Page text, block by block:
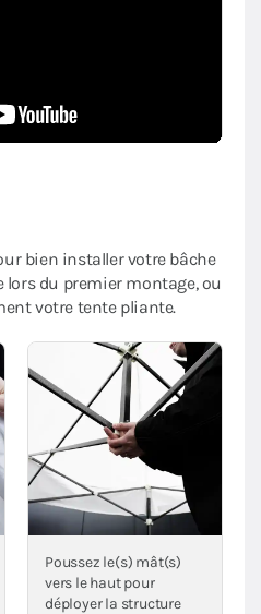
bien installer votre bâche
du premier montage, ou
votre tente pliante.
Poussez le(s) mât(s)
vers le haut pour
déployer la structure